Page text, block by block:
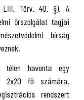
LIII. Törv. 40. §). A
őrszolgálat tagjai
bírság
télen havonta egy
2x20 fő számára.
rendszert